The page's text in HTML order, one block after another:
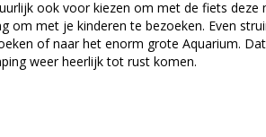
ook voor kiezen om met de fiets deze
om met je kinderen te bezoeken. Even
of naar het enorm grote Aquarium.
weer heerlijk tot rust komen.